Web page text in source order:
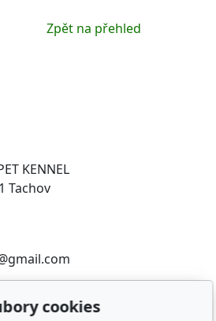
Zpět na přehled
KENNEL
Tachov
cookies